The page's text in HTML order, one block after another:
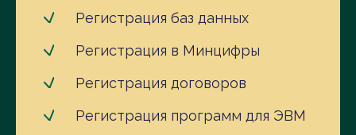
Регистрация баз данных
Регистрация в Минцифры
Регистрация договоров
Регистрация программ для ЭВМ